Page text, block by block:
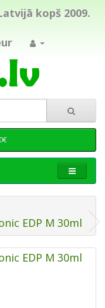
kopš 2009.
EDP M 30ml